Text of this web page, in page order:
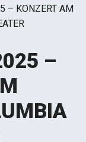
– KONZERT AM
–